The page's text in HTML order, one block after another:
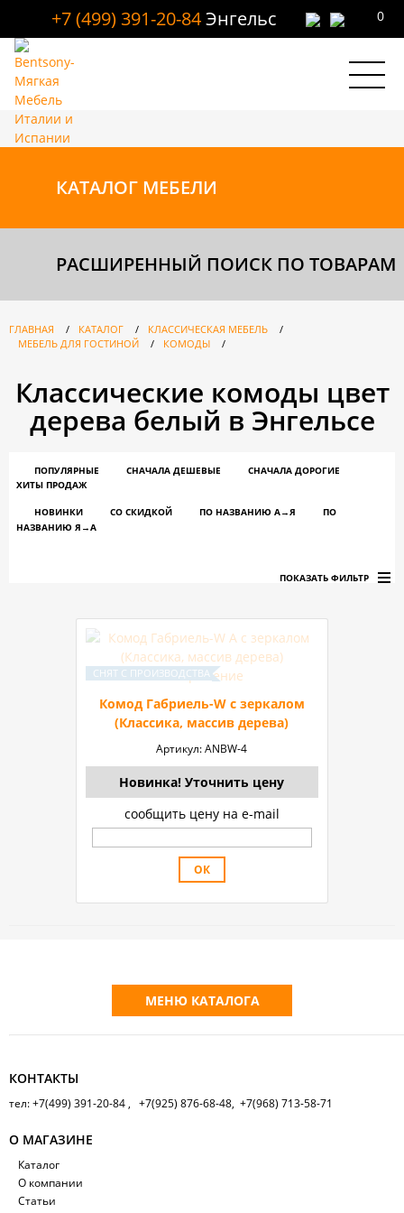
+7 (499) 391-20-84Энгельс 0
КАТАЛОГ МЕБЕЛИ
РАСШИРЕННЫЙ ПОИСК ПО ТОВАРАМ
ГЛАВНАЯ / КАТАЛОГ / КЛАССИЧЕСКАЯ МЕБЕЛЬ
/
МЕБЕЛЬ ДЛЯ ГОСТИНОЙ
/ КОМОДЫ /
Классические комоды цвет
дерева белый в Энгельсе
ПОПУЛЯРНЫЕ СНАЧАЛА ДЕШЕВЫЕ
СНАЧАЛА ДОРОГИЕ
ХИТЫ ПРОДАЖ
НОВИНКИ СО СКИДКОЙ ПО НАЗВАНИЮ A→Я
ПО
НАЗВАНИЮ Я→А
ПОКАЗАТЬ ФИЛЬТР
Комод Габриель-W с зеркалом
(Классика, массив дерева)
Артикул:ANBW-4
Новинка! Уточнить цену
сообщить цену на e-mail
МЕНЮ КАТАЛОГА
КОНТАКТЫ
тел: +7(499) 391-20-84 , +7(925) 876-68-48, +7(968) 713-58-71
О МАГАЗИНЕ
Каталог
О компании
Статьи